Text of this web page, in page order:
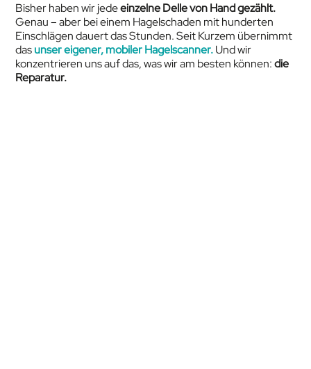
Bisher haben wir jedeeinzelne Delle von Hand gezählt.
Genau – aber bei einem Hagelschaden mit hunderten
Einschlägen dauert das Stunden. Seit Kurzem übernimmt
dasunser eigener, mobiler Hagelscanner.Und wir
konzentrieren uns auf das, was wir am besten können:die
Reparatur.